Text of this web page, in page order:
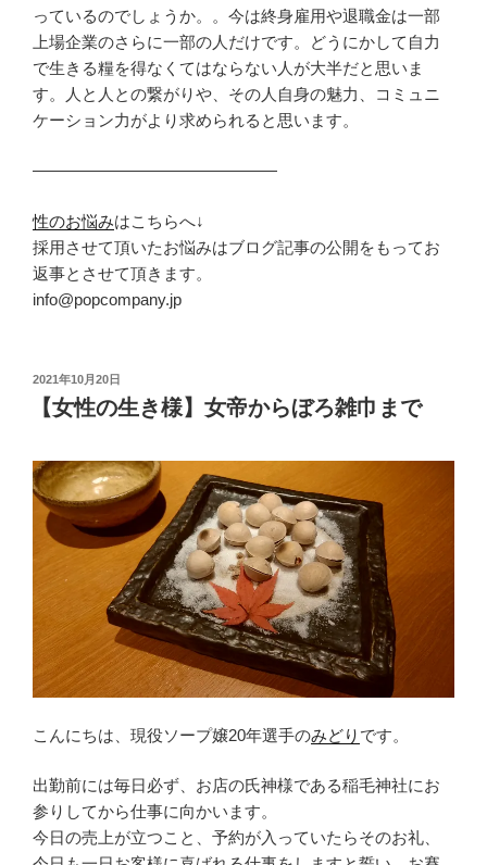
っているのでしょうか。。今は終身雇用や退職金は一部
上場企業のさらに一部の人だけです。どうにかして自力
で生きる糧を得なくてはならない人が大半だと思いま
す。人と人との繋がりや、その人自身の魅力、コミュニ
ケーション力がより求められると思います。
———————————————
性のお悩みはこちらへ↓
採用させて頂いたお悩みはブログ記事の公開をもってお
返事とさせて頂きます。
info@popcompany.jp
投
日:
2021年10月20日
【女性の生き様】女帝からぼろ雑巾まで
こんにちは、現役ソープ嬢20年選手のみどり です。
出勤前には毎日必ず、お店の氏神様である稲毛神社にお
参りしてから仕事に向かいます。
今日の売上が立つこと、予約が入っていたらそのお礼、